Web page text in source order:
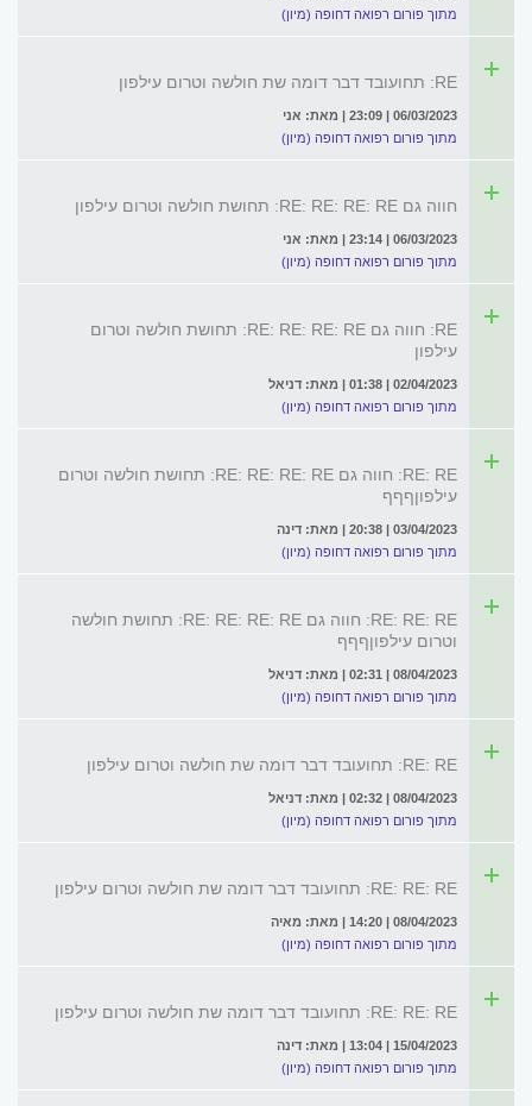
מתוך פורום רפואה דחופה (מיון)
RE: תחועובד דבר דומה שת חולשה וטרום עילפון
06/03/2023 | 23:09 | מאת: אני
מתוך פורום רפואה דחופה (מיון)
חווה גם RE: RE: RE: RE: תחושת חולשה וטרום עילפון
06/03/2023 | 23:14 | מאת: אני
מתוך פורום רפואה דחופה (מיון)
RE: חווה גם RE: RE: RE: RE: תחושת חולשה וטרום
עילפון
02/04/2023 | 01:38 | מאת: דניאל
מתוך פורום רפואה דחופה (מיון)
RE: RE: חווה גם RE: RE: RE: RE: תחושת חולשה וטרום
עילפוןףףף
03/04/2023 | 20:38 | מאת: דינה
מתוך פורום רפואה דחופה (מיון)
RE: RE: RE: חווה גם RE: RE: RE: RE: תחושת חולשה
וטרום עילפוןףףף
08/04/2023 | 02:31 | מאת: דניאל
מתוך פורום רפואה דחופה (מיון)
RE: RE: תחועובד דבר דומה שת חולשה וטרום עילפון
08/04/2023 | 02:32 | מאת: דניאל
מתוך פורום רפואה דחופה (מיון)
RE: RE: RE: תחועובד דבר דומה שת חולשה וטרום עילפון
08/04/2023 | 14:20 | מאת: מאיה
מתוך פורום רפואה דחופה (מיון)
RE: RE: RE: תחועובד דבר דומה שת חולשה וטרום עילפון
15/04/2023 | 13:04 | מאת: דינה
מתוך פורום רפואה דחופה (מיון)